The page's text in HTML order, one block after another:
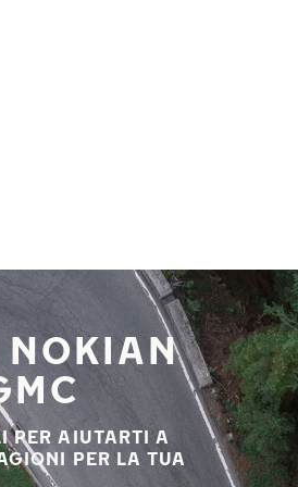
NOKIAN
PER AIUTARTI A
PER LA TUA